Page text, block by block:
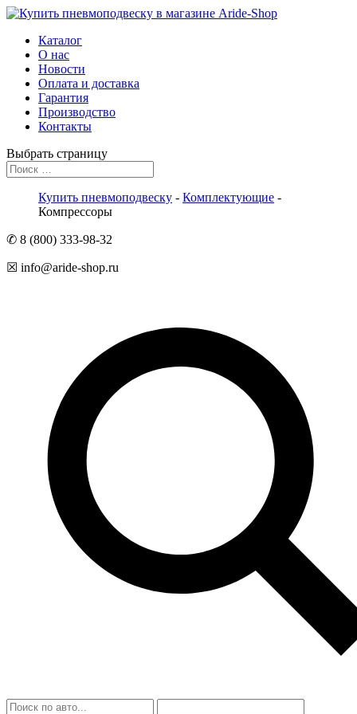
Каталог
О нас
Новости
Оплата и доставка
Гарантия
Производство
Контакты
Выбрать страницу
Купить пневмоподвеску - Комплектующие -
Компрессоры
✆ 8 (800) 333-98-32
☒ info@aride-shop.ru